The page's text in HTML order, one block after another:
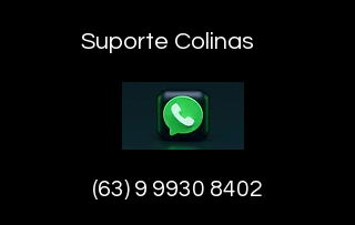
Suporte Colinas
(63) 9 9930 8402